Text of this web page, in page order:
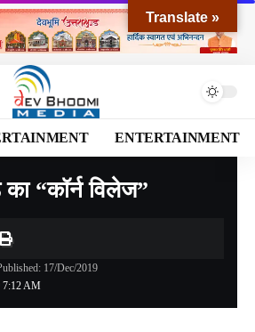
ENTERTAINMENT
NATIONAL>UTTARAKHAND>
“कॉर्न विलेज”
7:12 AM
17/Dec/2019
Translate »